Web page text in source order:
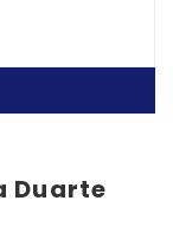
Duarte